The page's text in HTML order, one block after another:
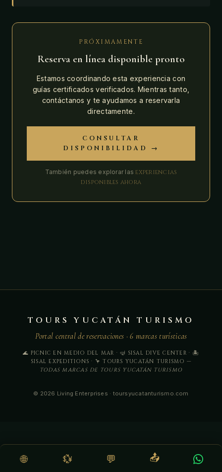
PRÓXIMAMENTE
Reserva en línea disponible pronto
Estamos coordinando esta experiencia con
guías certificados verificados. Mientras tanto,
contáctanos y te ayudamos a reservarla
directamente.
CONSULTAR
DISPONIBILIDAD →
También puedes explorar las experiencias
disponibles ahora
TOURS YUCATÁN TURISMO
Portal central de reservaciones · 6 marcas turísticas
🌊 PICNIC EN MEDIO DEL MAR · 🤿 SISAL DIVE CENTER · 🏝️
SISAL EXPEDITIONS · 🦩 TOURS YUCATÁN TURISMO —
TODAS MARCAS DE TOURS YUCATÁN TURISMO
© 2026 Living Enterprises · toursyucatanturismo.com
🌐 💱 💬 📤